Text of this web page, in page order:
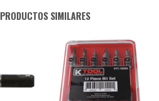
PRODUCTOS SIMILARES